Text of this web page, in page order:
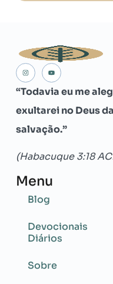
“Todavia eu me
exultarei no Deus
salvação.”
(Habacuque 3:18
Menu
Blog
Devocionais
Diários
Sobre